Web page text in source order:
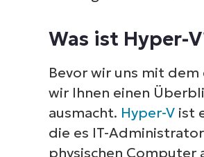
Was ist Hyper-
Bevor wir uns mit
wir Ihnen einen
ausmacht. Hyper-Vist
die es IT-
physischen Computer